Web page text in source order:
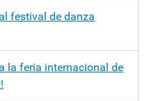
festival de danza
la feria internacional de